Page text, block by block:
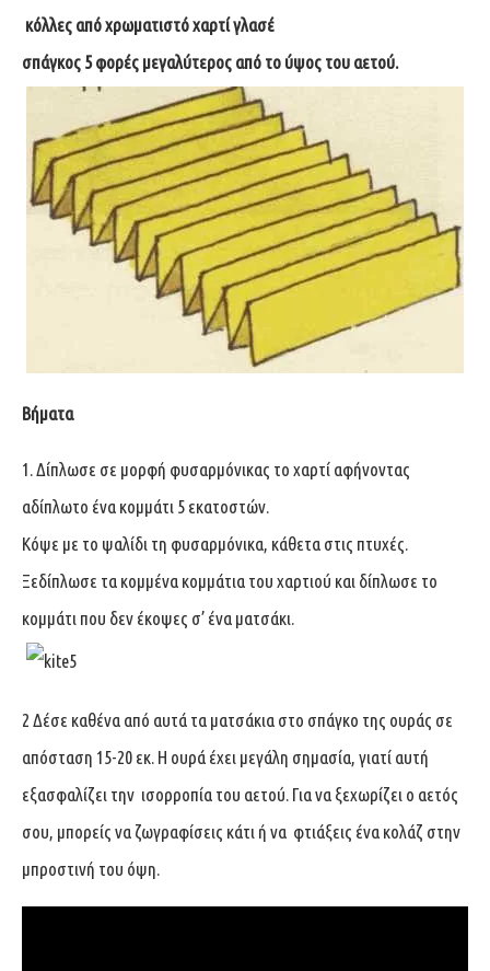
κόλλες από χρωματιστό χαρτί γλασέ
σπάγκος 5 φορές μεγαλύτερος από το ύψος του αετού.
Βήματα
1. Δίπλωσε σε μορφή φυσαρμόνικας το χαρτί αφήνοντας
αδίπλωτο ένα κομμάτι 5 εκατοστών.
Κόψε με το ψαλίδι τη φυσαρμόνικα, κάθετα στις πτυχές.
Ξεδίπλωσε τα κομμένα κομμάτια του χαρτιού και δίπλωσε το
κομμάτι που δεν έκοψες σ’ ένα ματσάκι.
2 Δέσε καθένα από αυτά τα ματσάκια στο σπάγκο της ουράς σε
απόσταση 15-20 εκ. H ουρά έχει μεγάλη σημασία, γιατί αυτή
εξασφαλίζει την ισορροπία του αετού. Για να ξεχωρίζει ο αετός
σου, μπορείς να ζωγραφίσεις κάτι ή να φτιάξεις ένα κολάζ στην
μπροστινή του όψη.